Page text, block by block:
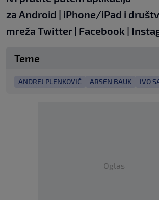
za Android | iPhone/iPad i
mreža Twitter | Facebook |
Teme
ANDREJ PLENKOVIĆ ARSEN BAUK IVO
Oglas